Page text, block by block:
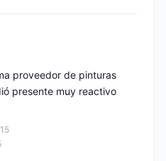
proveedor de pinturas
presente muy reactivo